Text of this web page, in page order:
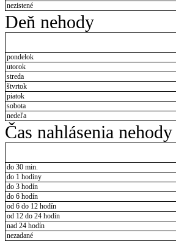
nezistené
Deň nehody
pondelok
utorok
streda
štvrtok
piatok
sobota
nedeľa
Čas nahlásenia nehody
do 30 min.
do 1 hodiny
do 3 hodín
do 6 hodín
od 6 do 12 hodín
od 12 do 24 hodín
nad 24 hodín
nezadané